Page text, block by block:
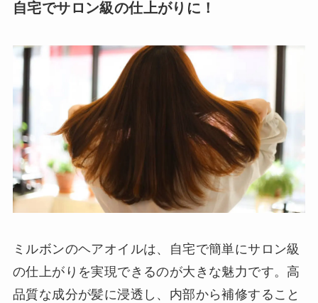
自宅でサロン級の仕上がりに！
ミルボンのヘアオイルは、自宅で簡単にサロン級
の仕上がりを実現できるのが大きな魅力です。高
品質な成分が髪に浸透し、内部から補修すること